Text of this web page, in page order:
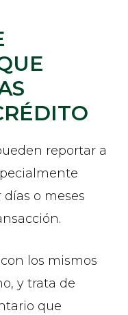
reportar a
o meses
los mismos
y trata de
que